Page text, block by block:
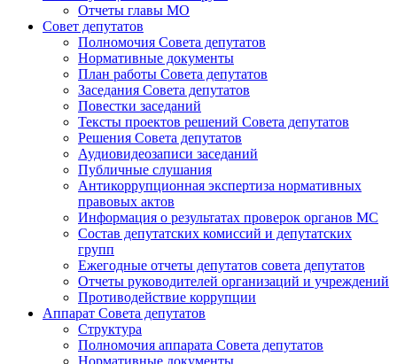
Отчеты главы МО
Совет депутатов
Полномочия Совета депутатов
Нормативные документы
План работы Совета депутатов
Заседания Cовета депутатов
Повестки заседаний
Тексты проектов решений Совета депутатов
Решения Совета депутатов
Аудиовидеозаписи заседаний
Публичные слушания
Антикоррупционная экспертиза нормативных
правовых актов
Информация о результатах проверок органов МС
Состав депутатских комиссий и депутатских
групп
Ежегодные отчеты депутатов совета депутатов
Отчеты руководителей организаций и учреждений
Противодействие коррупции
Аппарат Совета депутатов
Структура
Полномочия аппарата Совета депутатов
Нормативные документы